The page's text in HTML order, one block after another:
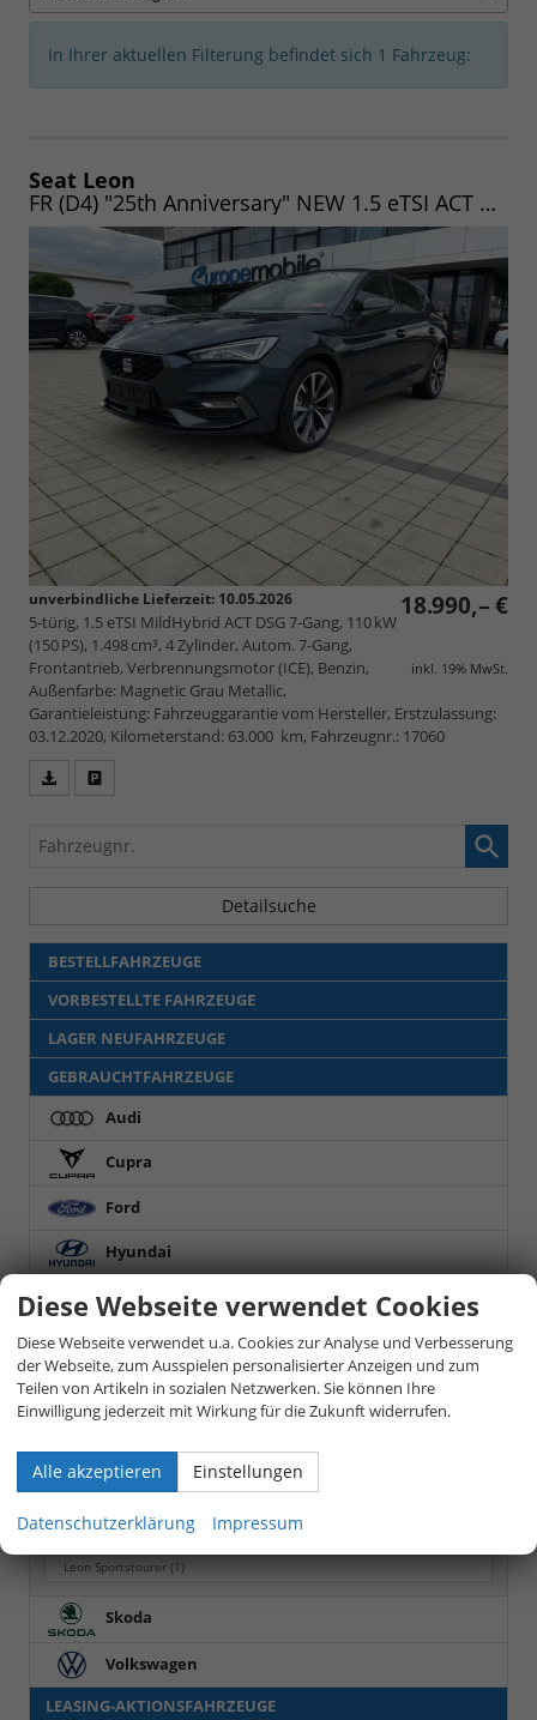
In Ihrer aktuellen Filterung befindet sich 1 Fahrzeug:
Seat Leon
FR (D4) "25th Anniversary" NEW 1.5 eTSI ACT DSG 150 NAV, LED, DAB+, PDC, CAM uvm. (Vorlauf 10.05.2026)
18.990,– €
inkl. 19% MwSt.
unverbindliche Lieferzeit: 10.05.2026
5-türig, 1.5 eTSI MildHybrid ACT DSG 7-Gang, 110 kW
(150 PS), 1.498 cm³, 4 Zylinder, Autom. 7-Gang,
Frontantrieb, Verbrennungsmotor (ICE), Benzin,
Außenfarbe: Magnetic Grau Metallic,
Garantieleistung: Fahrzeuggarantie vom Hersteller, Erstzulassung:
03.12.2020, Kilometerstand: 63.000 km, Fahrzeugnr.: 17060
PDF
vergleichen
Fahrzeugnr.
Detailsuche
BESTELLFAHRZEUGE
VORBESTELLTE FAHRZEUGE
LAGER NEUFAHRZEUGE
GEBRAUCHTFAHRZEUGE
Audi
Cupra
Ford
Hyundai
Kia
Nissan
Opel
(3)
Leon Sportstourer (1)
Skoda
Volkswagen
LEASING-AKTIONSFAHRZEUGE
Diese Webseite verwendet Cookies
Diese Webseite verwendet u.a. Cookies zur Analyse und Verbesserung
der Webseite, zum Ausspielen personalisierter Anzeigen und zum
Teilen von Artikeln in sozialen Netzwerken. Sie können Ihre
Einwilligung jederzeit mit Wirkung für die Zukunft widerrufen.
Alle akzeptieren Einstellungen
Datenschutzerklärung Impressum